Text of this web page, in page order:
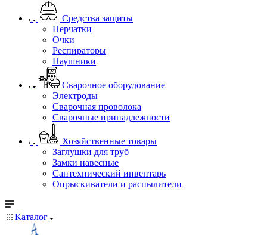
Средства защиты
Перчатки
Очки
Респираторы
Наушники
Сварочное оборудование
Электроды
Сварочная проволока
Сварочные принадлежности
Хозяйственные товары
Заглушки для труб
Замки навесные
Сантехнический инвентарь
Опрыскиватели и распылители
Каталог